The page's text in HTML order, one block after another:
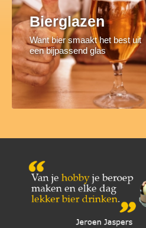
Bierglazen
Want bier smaakt het best uit
een bijpassend glas